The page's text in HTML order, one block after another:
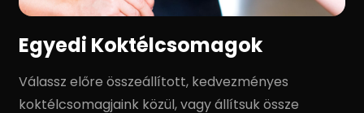
Egyedi Koktélcsomagok
Válassz előre összeállított, kedvezményes
koktélcsomagjaink közül, vagy állítsuk össze